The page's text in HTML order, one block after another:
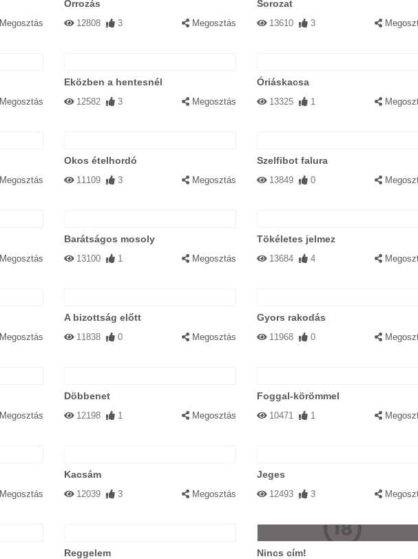
Megosztás
Orrozás
12808 3 Megosztás
Sorozat
13610 3
Megosztás
Eközben a hentesnél
12582 3 Megosztás
Óriáskacsa
13325 1
Megosztás
Okos ételhordó
11109 3 Megosztás
Szelfibot falura
13849 0
Megosztás
Barátságos mosoly
13100 1 Megosztás
Tökéletes jelmez
13684 4
Megosztás
A bizottság előtt
11838 0 Megosztás
Gyors rakodás
11968 0
Megosztás
Döbbenet
12198 1 Megosztás
Foggal-körömmel
10471 1
Megosztás
Kacsám
12039 3 Megosztás
Jeges
12493 3
Reggelem Nincs cím!